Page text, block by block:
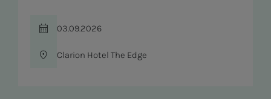
Tid
03.09.2026
Sted
Clarion Hotel The Edge